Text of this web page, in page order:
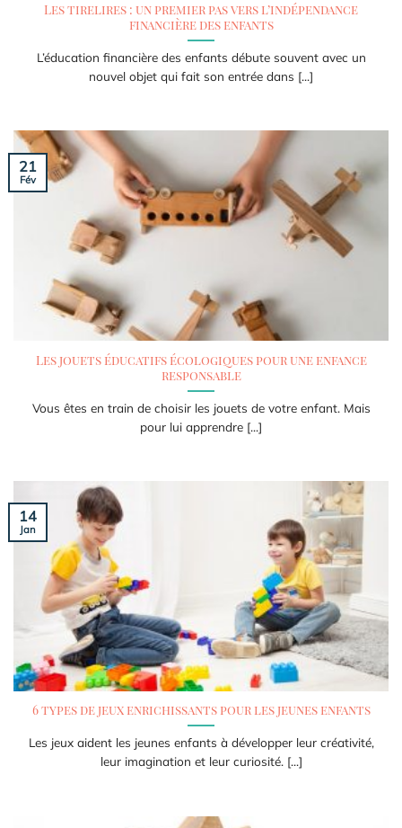
Les tirelires : un premier pas vers l’indépendance
financière des enfants
L’éducation financière des enfants débute souvent avec un
nouvel objet qui fait son entrée dans [...]
Les jouets éducatifs écologiques pour une enfance
responsable
Vous êtes en train de choisir les jouets de votre enfant. Mais
pour lui apprendre [...]
21
Fév
6 types de jeux enrichissants pour les jeunes enfants
Les jeux aident les jeunes enfants à développer leur créativité,
leur imagination et leur curiosité. [...]
14
Jan